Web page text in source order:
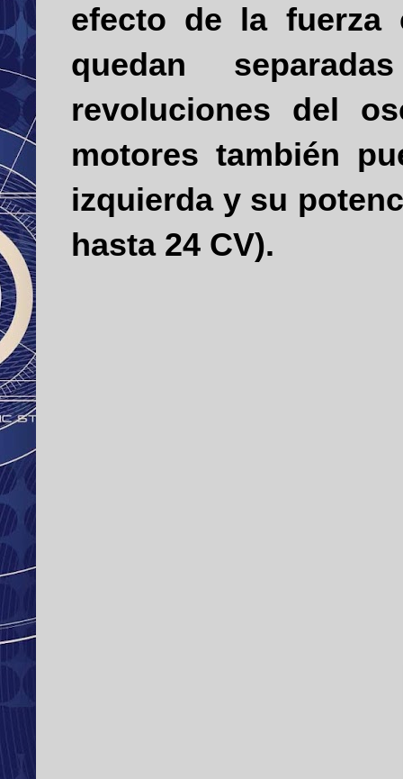
efecto de la fuerza
quedan
revoluciones del
motores también
izquierda y su
hasta 24 CV).